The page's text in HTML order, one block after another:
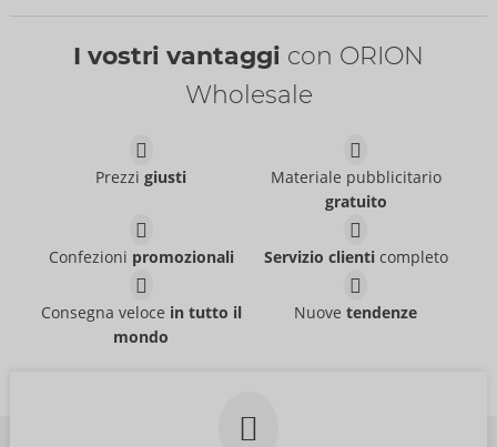
Pants
- ORION Brand
21336871711
Shirt
- ORION Brand
21614001711
Shirt
- ORION Brand
Articolo fuori produzione
I vostri vantaggi con ORION
Wholesale
Prezzigiusti
Materiale pubblicitario
gratuito
Confezioni promozionali Servizio clienticompleto
Consegna veloce in tutto il
mondo
Nuovetendenze